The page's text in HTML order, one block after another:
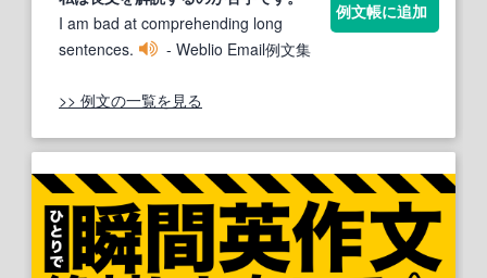
I am bad at comprehending long
sentences.
- Weblio Email例文集
例文帳に追加
>> 例文の一覧を見る